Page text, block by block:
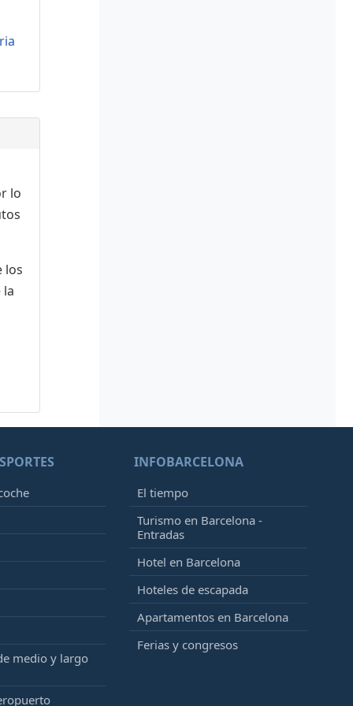
lo
los
la
medio y largo
INFOBARCELONA
El tiempo
Turismo en Barcelona -
Entradas
Hotel en Barcelona
Hoteles de escapada
Apartamentos en Barcelona
Ferias y congresos